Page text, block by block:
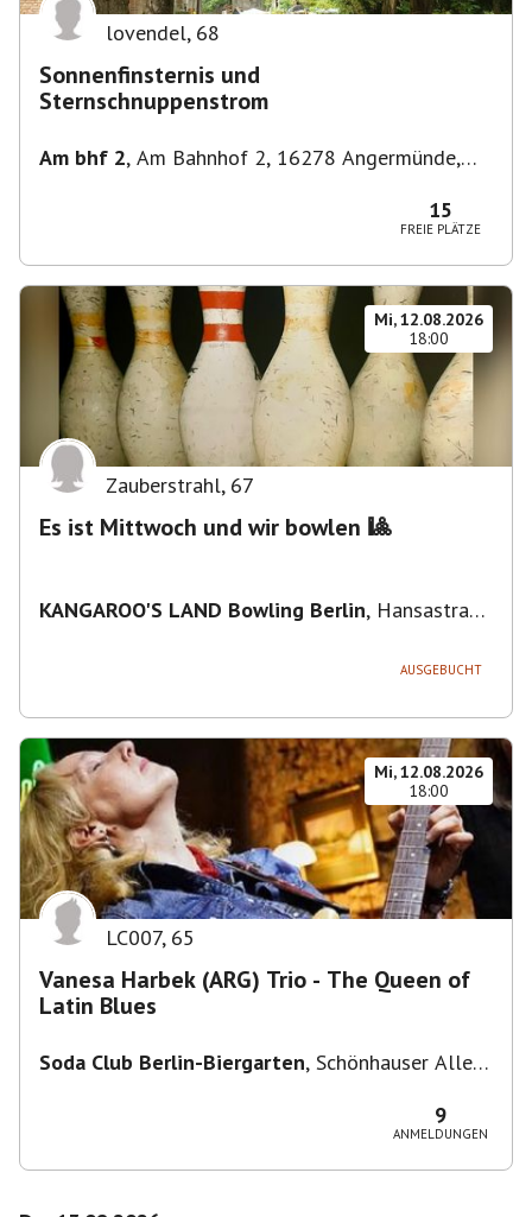
lovendel, 68
Sonnenfinsternis und
Sternschnuppenstrom
Am bhf 2, Am Bahnhof 2, 16278 Angermünde,
15
FREIE PLÄTZE
Mi, 12.08.2026
18:00
Zauberstrahl, 67
Es ist Mittwoch und wir bowlen 🎱
KANGAROO'S LAND Bowling Berlin, Hansastraße
AUSGEBUCHT
Mi, 12.08.2026
18:00
LC007, 65
Vanesa Harbek (ARG) Trio - The Queen of
Latin Blues
Soda Club Berlin-Biergarten, Schönhauser Allee
9
ANMELDUNGEN